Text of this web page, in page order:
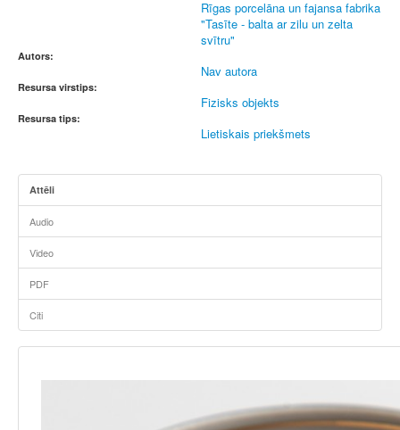
Rīgas porcelāna un fajansa fabrika
"Tasīte - balta ar zilu un zelta
svītru"
Autors:
Nav autora
Resursa virstips:
Fizisks objekts
Resursa tips:
Lietiskais priekšmets
Attēli
Audio
Video
PDF
Citi